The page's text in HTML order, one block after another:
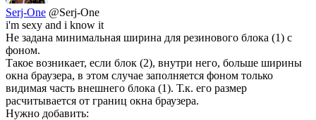
Serj-One @Serj-One
i'm sexy and i know it
Не задана минимальная ширина для резинового блока (1) с
фоном.
Такое возникает, если блок (2), внутри него, больше ширины
окна браузера, в этом случае заполняется фоном только
видимая часть внешнего блока (1). Т.к. его размер
расчитывается от границ окна браузера.
Нужно добавить: